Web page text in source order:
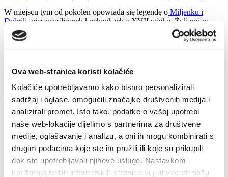
Ova web-stranica koristi kolačiće
Kolačiće upotrebljavamo kako bismo personalizirali
sadržaj i oglase, omogućili značajke društvenih medija i
analizirali promet. Isto tako, podatke o vašoj upotrebi
naše web-lokacije dijelimo s partnerima za društvene
medije, oglašavanje i analizu, a oni ih mogu kombinirati s
drugim podacima koje ste im pružili ili koje su prikupili
dok ste upotrebljavali njihove usluge. Nastavkom
korištenja naših internetskih stranica vi prihvaćate našu
W miejscu tym od pokoleń opowiada się legendę o Miljenku i
Dobrili , nieszczęśliwych kochankach z XVII wieku. Żyli oni w
skłóconych rodzinach szlacheckich, a ich miłość skończyła się
tragicznie, niczym ta najbardziej znana z dramatu Szekspira Romeo
i Julia.
Od prawie czterech pełnych stuleci opowieść ta jest żywa w
pieśniach i przedstawieniach, a co lato obchodzone są Dni Miljenka
i Dobrili - kasztelański festiwal miłości. Zpałacu Dobrili Vitturi
jednego z najpiękniejszych pałaców renesansowych, w którym
dzisiaj znajduje się Muzeum Miasta Kaštela, do pałacu Miljenka
Rušinić, opartego na morskiej skale potrzebujecie około dziesięciu
minut spokojnego spaceru wybrzeżem, a częścią składową tej
kasztelańskiej opowieści jest też kościółek św. Jana nieopodal
Rušinca, w którym para została pochowana. Na grobie nie ma
imion, lecz tylko miłosna dedykacja ujęta w dwóch słowachPokój
kochankom.
Jeśli jesteście miłośnikami światowego hitu Gra o tron, zamiast do